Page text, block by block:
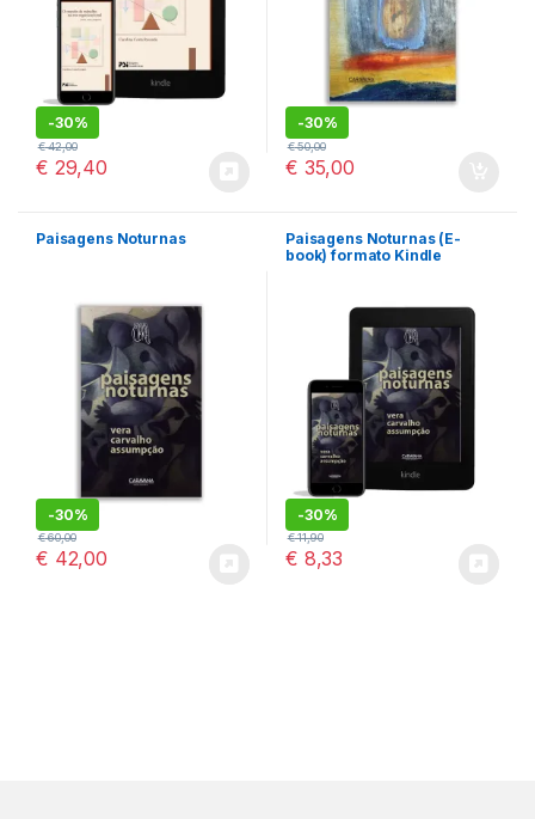
-30%
€ 29,40
€42,00
-30%
€ 35,00
€50,00
Paisagens Noturnas
-30%
€ 42,00
€60,00
Paisagens Noturnas (E-
book) formato Kindle
-30%
€ 8,33
€11,90